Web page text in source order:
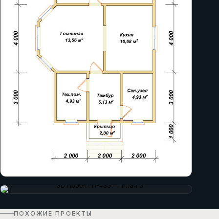
ПОХОЖИЕ ПРОЕКТЫ